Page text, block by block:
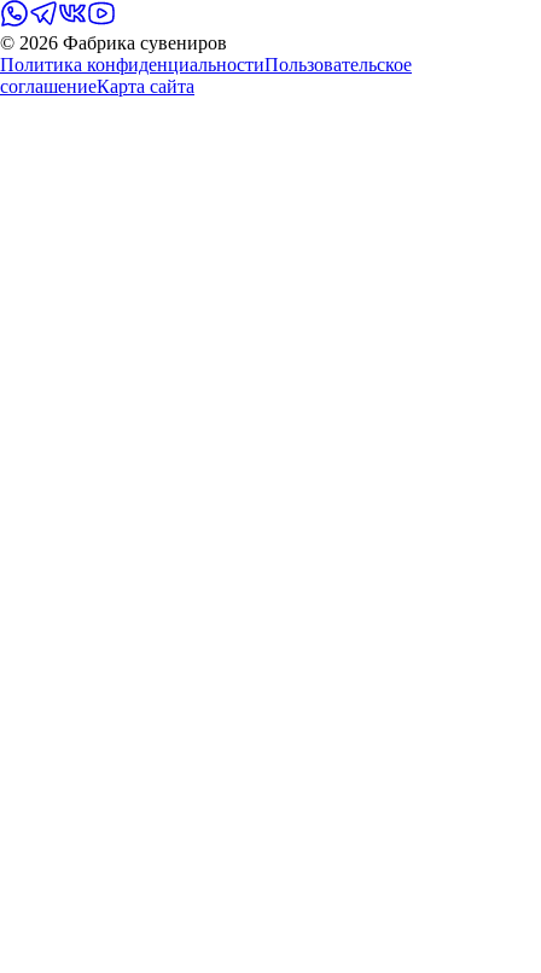
© 2026 Фабрика сувениров
Политика конфиденциальностиПользовательское
соглашениеКарта сайта